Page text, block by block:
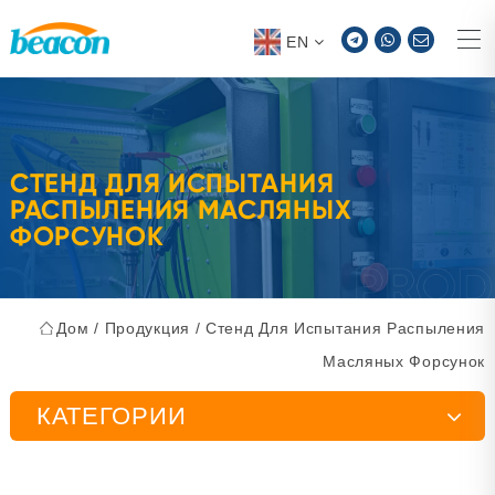
EN
СТЕНД ДЛЯ ИСПЫТАНИЯ
РАСПЫЛЕНИЯ МАСЛЯНЫХ
ФОРСУНОК
Дом / Продукция /Стенд Для Испытания Распыления
Масляных Форсунок
КАТЕГОРИИ